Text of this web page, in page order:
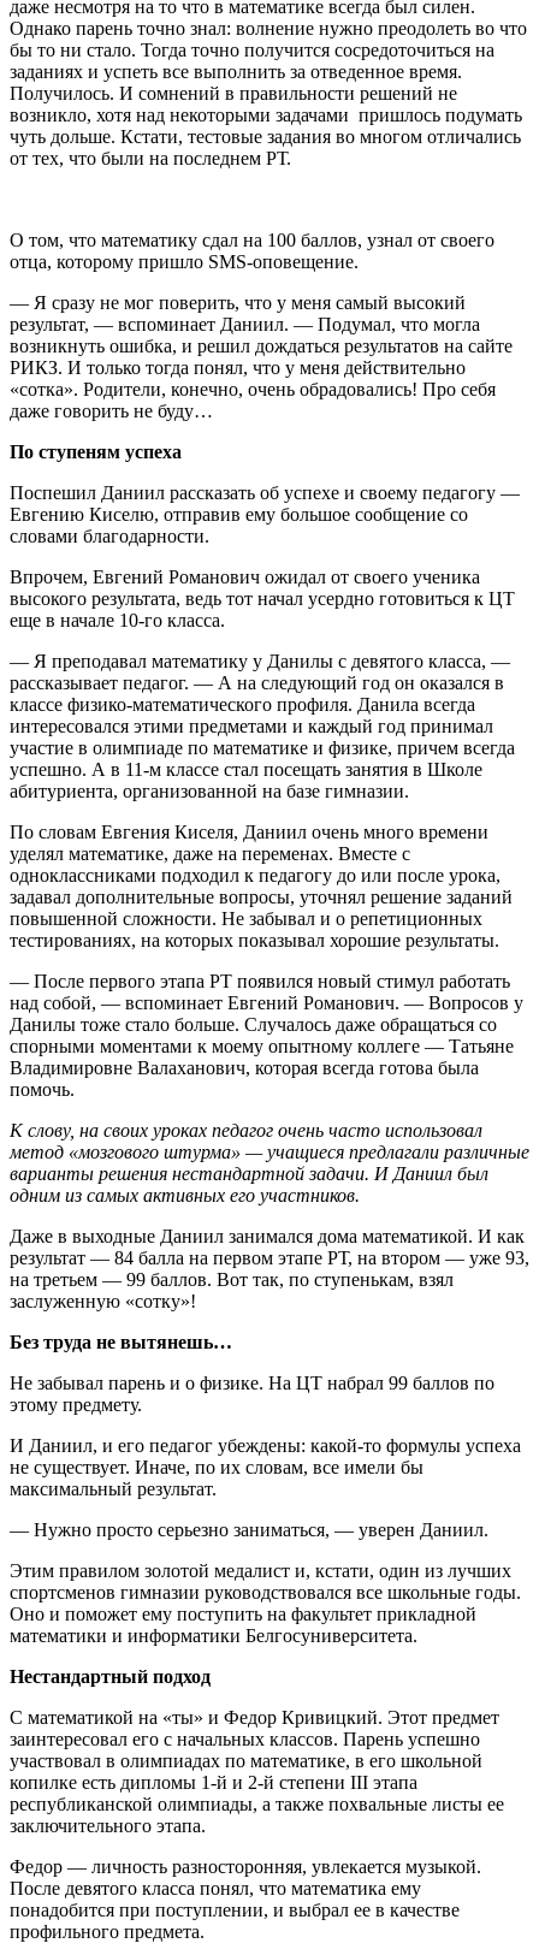
даже несмотря на то что в математике всегда был силен.
Однако парень точно знал: волнение нужно преодолеть во что
бы то ни стало. Тогда точно получится сосредоточиться на
заданиях и успеть все выполнить за отведенное время.
Получилось. И сомнений в правильности решений не
возникло, хотя над некоторыми задачами пришлось подумать
чуть дольше. Кстати, тестовые задания во многом отличались
от тех, что были на последнем РТ.
О том, что математику сдал на 100 баллов, узнал от своего
отца, которому пришло SMS-оповещение.
— Я сразу не мог поверить, что у меня самый высокий
результат, — вспоминает Даниил. — Подумал, что могла
возникнуть ошибка, и решил дождаться результатов на сайте
РИКЗ. И только тогда понял, что у меня действительно
«сотка». Родители, конечно, очень обрадовались! Про себя
даже говорить не буду…
По ступеням успеха
Поспешил Даниил рассказать об успехе и своему педагогу —
Евгению Киселю, отправив ему большое сообщение со
словами благодарности.
Впрочем, Евгений Романович ожидал от своего ученика
высокого результата, ведь тот начал усердно готовиться к ЦТ
еще в начале 10-го класса.
— Я преподавал математику у Данилы с девятого класса, —
рассказывает педагог. — А на следующий год он оказался в
классе физико-математического профиля. Данила всегда
интересовался этими предметами и каждый год принимал
участие в олимпиаде по математике и физике, причем всегда
успешно. А в 11-м классе стал посещать занятия в Школе
абитуриента, организованной на базе гимназии.
По словам Евгения Киселя, Даниил очень много времени
уделял математике, даже на переменах. Вместе с
одноклассниками подходил к педагогу до или после урока,
задавал дополнительные вопросы, уточнял решение заданий
повышенной сложности. Не забывал и о репетиционных
тестированиях, на которых показывал хорошие результаты.
— После первого этапа РТ появился новый стимул работать
над собой, — вспоминает Евгений Романович. — Вопросов у
Данилы тоже стало больше. Случалось даже обращаться со
спорными моментами к моему опытному коллеге — Татьяне
Владимировне Валаханович, которая всегда готова была
помочь.
К слову, на своих уроках педагог очень часто использовал
метод «мозгового штурма» — учащиеся предлагали различные
варианты решения нестандартной задачи. И Даниил был
одним из самых активных его участников.
Даже в выходные Даниил занимался дома математикой. И как
результат — 84 балла на первом этапе РТ, на втором — уже 93,
на третьем — 99 баллов. Вот так, по ступенькам, взял
заслуженную «сотку»!
Без труда не вытянешь…
Не забывал парень и о физике. На ЦТ набрал 99 баллов по
этому предмету.
И Даниил, и его педагог убеждены: какой-то формулы успеха
не существует. Иначе, по их словам, все имели бы
максимальный результат.
— Нужно просто серьезно заниматься, — уверен Даниил.
Этим правилом золотой медалист и, кстати, один из лучших
спортсменов гимназии руководствовался все школьные годы.
Оно и поможет ему поступить на факультет прикладной
математики и информатики Белгосуниверситета.
Нестандартный подход
С математикой на «ты» и Федор Кривицкий. Этот предмет
заинтересовал его с начальных классов. Парень успешно
участвовал в олимпиадах по математике, в его школьной
копилке есть дипломы 1-й и 2-й степени III этапа
республиканской олимпиады, а также похвальные листы ее
заключительного этапа.
Федор — личность разносторонняя, увлекается музыкой.
После девятого класса понял, что математика ему
понадобится при поступлении, и выбрал ее в качестве
профильного предмета.